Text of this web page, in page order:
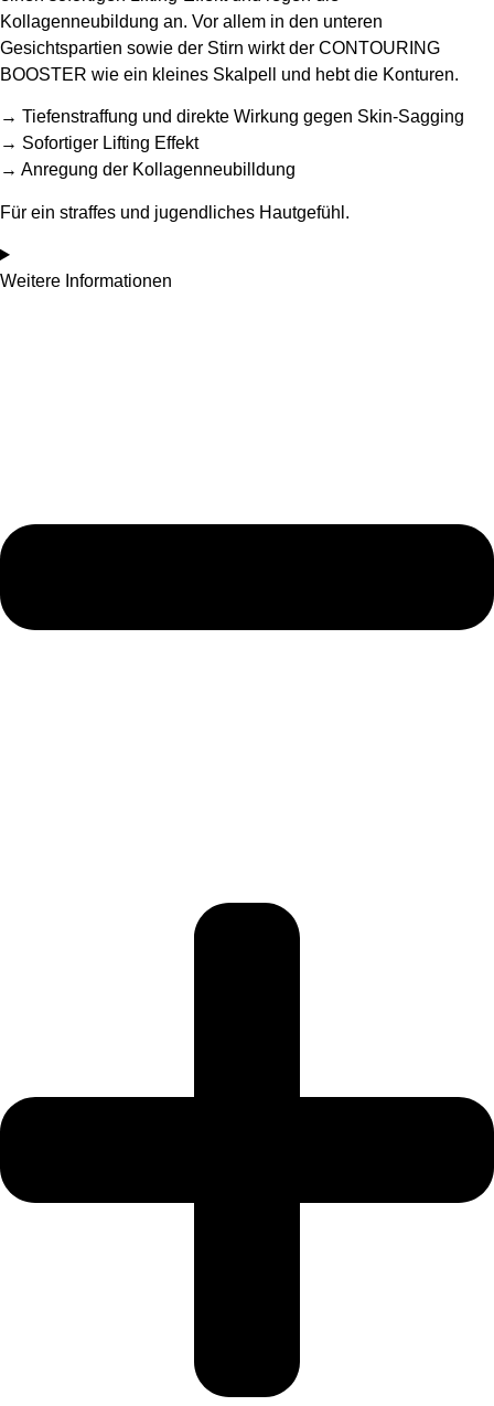
Kollagenneubildung an. Vor allem in den unteren
Gesichtspartien sowie der Stirn wirkt der CONTOURING
BOOSTER wie ein kleines Skalpell und hebt die Konturen.
→ Tiefenstraffung und direkte Wirkung gegen Skin-Sagging
→ Sofortiger Lifting Effekt
→ Anregung der Kollagenneubilldung
Für ein straffes und jugendliches Hautgefühl.
Weitere Informationen